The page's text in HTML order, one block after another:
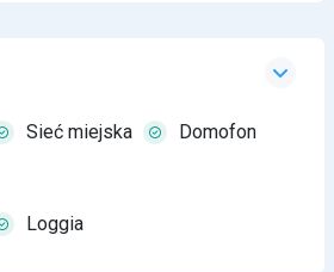
Sieć miejska Domofon
Loggia